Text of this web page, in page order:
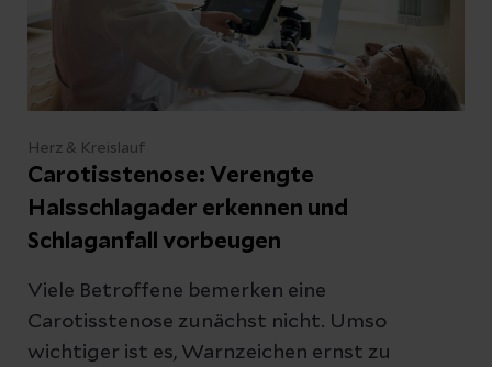
Herz & Kreislauf
Carotisstenose: Verengte
Halsschlagader erkennen und
Schlaganfall vorbeugen
Viele Betroffene bemerken eine
Carotisstenose zunächst nicht. Umso
wichtiger ist es, Warnzeichen ernst zu